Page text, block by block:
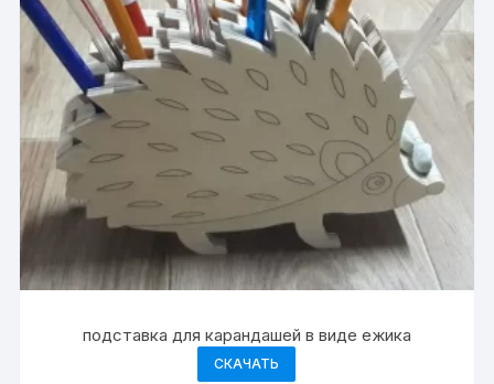
подставка для карандашей в виде ежика
СКАЧАТЬ